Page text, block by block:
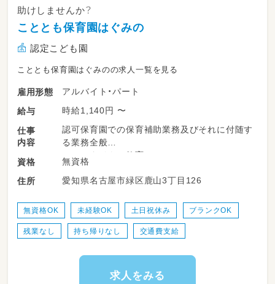
助けしませんか？
こととも保育園はぐみの
認定こども園
こととも保育園はぐみのの求人一覧を見る
雇用形態
アルバイト・パート
給与
時給1,140円 〜
仕事
内容
認可保育園での保育補助業務及びそれに付随す
る業務全般
※シュタイナー教育
※定員96名の認可保育園です。
例）子どもの遊びや活動のサポート、クラス担任
資格
無資格
住所
愛知県名古屋市緑区鹿山3丁目126
無資格OK 未経験OK 土日祝休み ブランクOK
残業なし 持ち帰りなし 交通費支給
求人をみる